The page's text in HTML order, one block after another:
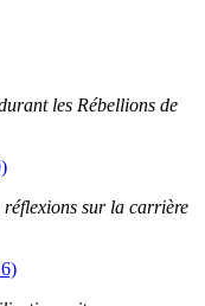
les Rébellions de
réflexions sur la carrière